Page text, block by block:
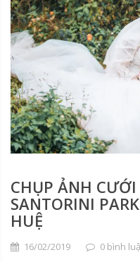
CHỤP ẢNH
SANTORINI
HUỆ
16/02/2019 0 bình